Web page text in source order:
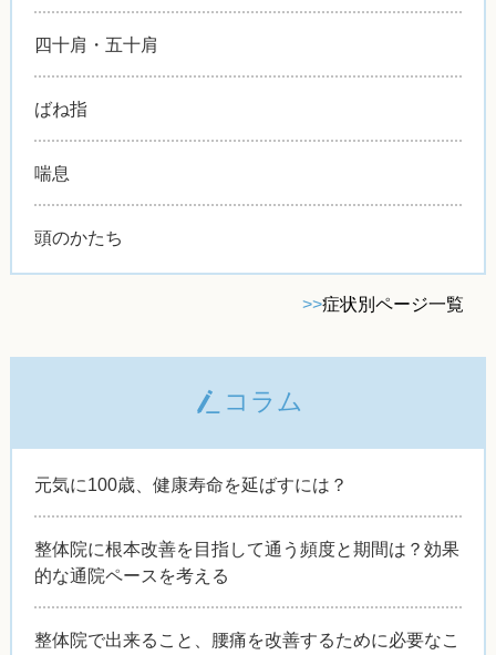
四十肩・五十肩
ばね指
喘息
頭のかたち
>>症状別ページ一覧
コラム
元気に100歳、健康寿命を延ばすには？
整体院に根本改善を目指して通う頻度と期間は？効果
的な通院ペースを考える
整体院で出来ること、腰痛を改善するために必要なこ